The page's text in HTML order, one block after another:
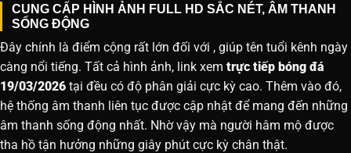
CUNG CẤP HÌNH ẢNH FULL HD SẮC NÉT, ÂM THANH
SỐNG ĐỘNG
Đây chính là điểm cộng rất lớn đối với , giúp tên tuổi kênh ngày
càng nổi tiếng. Tất cả hình ảnh, link xem trực tiếp bóng đá
19/03/2026 tại đều có độ phân giải cực kỳ cao. Thêm vào đó,
hệ thống âm thanh liên tục được cập nhật để mang đến những
âm thanh sống động nhất. Nhờ vậy mà người hâm mộ được
tha hồ tận hưởng những giây phút cực kỳ chân thật.